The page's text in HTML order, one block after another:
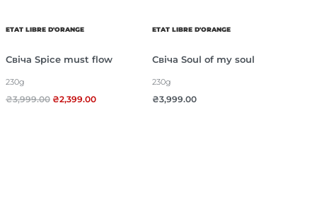
ETAT LIBRE D'ORANGE
Свіча Spice must flow
230g
₴3,999.00 ₴2,399.00
ETAT LIBRE D'ORANGE
Свіча Soul of my soul
230g
₴3,999.00